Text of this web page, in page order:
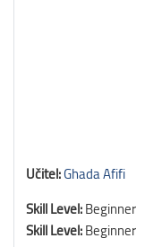
Učitel:Ghada Afifi
Skill Level:Beginner
Skill Level:Beginner